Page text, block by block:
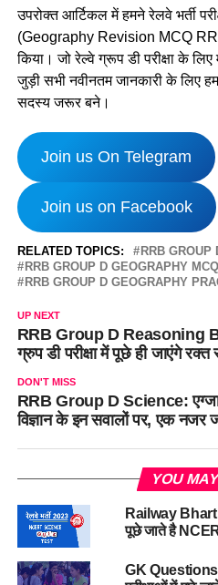
उपरोक्त आर्टिकल में हमने रेलवे भर्ती
(Geography Revision MCQ
किया। जो रेल्वे ग्रूप डी परीक्षा के लिए
जुड़ी सभी नवीनतम जानकारी के लिए
सदस्य जरूर बने।
Join us On Telegram
Join us on Facebook
RELATED TOPICS:
RRB GROUP
RRB GROUP D GEOGRAPHY MCQ
RRB GROUP D GEOGRAPHY
UP NEXT
RRB Group D Reasoning
ग्रुप डी परीक्षा में पूछे ही जाएंगे
DON'T MISS
RRB Group D Science:
विज्ञान के इन सवालों पर, एक
YOU
Railway Bharti
पूछे जाते है
GK Questions: